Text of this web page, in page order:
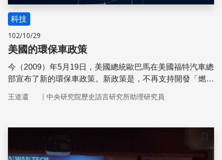
科技
102/10/29
美國的環保車政策
今（2009）年5月19日，美國總統歐巴馬在美國福特汽車總
部宣布了新的環保車政策。新政策是，不再支持開發「燃料
王道還 ｜ 中央研究院歷史語言研究所助理研究員